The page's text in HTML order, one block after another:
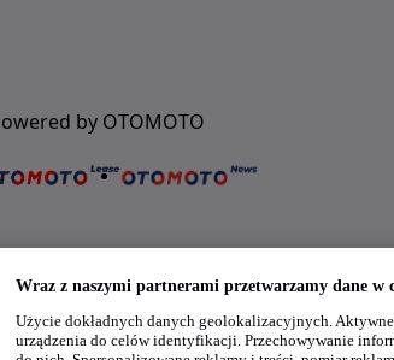
by OTOMOTO
aplikacje w twoim telefonie
Wraz z naszymi partnerami przetwarzamy dane w
Użycie dokładnych danych geolokalizacyjnych.
urządzenia do celów identyfikacji. Przechowywanie